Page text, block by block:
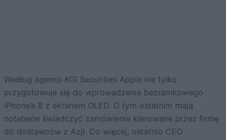
Według agencji KGI Securities Apple nie tylko
przygotowuje się do wprowadzenia bezramkowego
iPhone’a 8 z ekranem OLED. O tym ostatnim mają
notabene świadczyć zamówienia kierowane przez firmę
do dostawców z Azji. Co więcej, ostatnio CEO